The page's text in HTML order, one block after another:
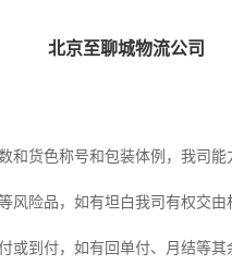
和货色称号和包装体例，我司能
风险品，如有坦白我司有权交由
或到付，如有回单付、月结等